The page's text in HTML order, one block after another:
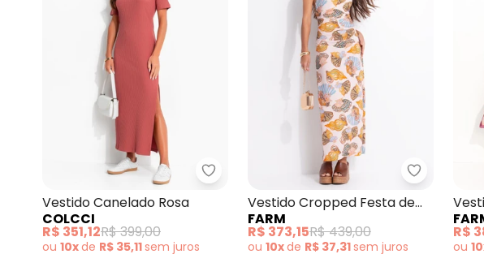
Colcci - Vestido Canelado Rosa
Vestido Canelado Rosa
COLCCI
R$ 351,12R$ 399,00
ou 10xde R$ 35,11sem juros
Farm -
Vestido Cropped Festa de
Concha Rosa
FARM
R$ 373,15R$ 439,00
ou 10xde R$ 37,31sem juros
Flor
R$
ou